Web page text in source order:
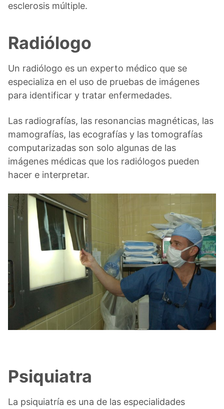
esclerosis múltiple.
Radiólogo
Un radiólogo es un experto médico que se
especializa en el uso de pruebas de imágenes
para identificar y tratar enfermedades.
Las radiografías, las resonancias magnéticas, las
mamografías, las ecografías y las tomografías
computarizadas son solo algunas de las
imágenes médicas que los radiólogos pueden
hacer e interpretar.
Psiquiatra
La psiquiatría es una de las especialidades